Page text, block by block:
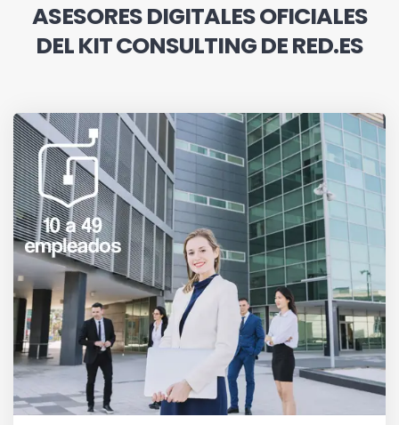
ASESORES DIGITALES OFICIALES
DEL KIT CONSULTING DE RED.ES